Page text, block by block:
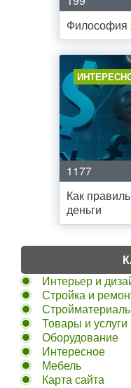
Философия
1177
Как
деньги
Интерьер и
Стройка и
Товары и услуги
Оборудование
Интересное
Мебель
Карта сайта